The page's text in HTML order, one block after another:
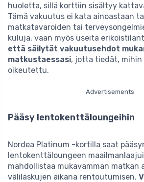
huoletta, sillä korttiin sisältyy
Tämä vakuutus ei kata ainoastaan
matkatavaroiden tai
kuluja, vaan myös useita
että säilytät vakuutusehdot
matkustaessasi, jotta tiedät,
oikeutettu.
Advertisements
Pääsy lentokenttäloungeihin
Nordea Platinum -kortilla saat
lentokenttäloungeen
mahdollistaa mukavamman matkan
välilaskujen aikana rentoutumisen.